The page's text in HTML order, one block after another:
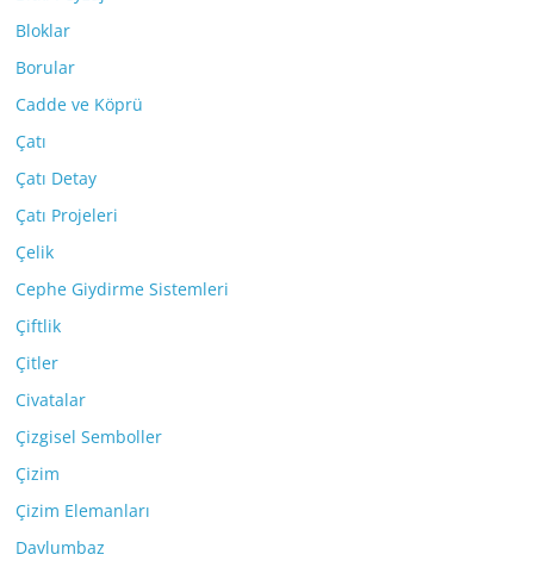
Bloklar
Borular
Cadde ve Köprü
Çatı
Çatı Detay
Çatı Projeleri
Çelik
Cephe Giydirme Sistemleri
Çiftlik
Çitler
Civatalar
Çizgisel Semboller
Çizim
Çizim Elemanları
Davlumbaz